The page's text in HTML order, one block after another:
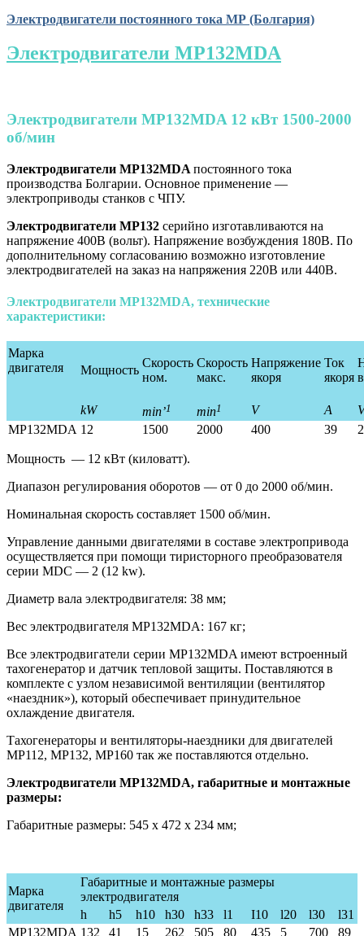
Электродвигатели постоянного тока МР (Болгария)
Электродвигатели МР132MDA
Электродвигатели МР132MDA 12 кВт 1500-2000
об/мин
Электродвигатели МР132MDA постоянного тока
производства Болгарии. Основное применение —
электроприводы станков с ЧПУ.
Электродвигатели МР132 серийно изготавливаются на
напряжение 400В (вольт). Напряжение возбуждения 180В. По
дополнительному согласованию возможно изготовление
электродвигателей на заказ на напряжения 220В или 440В.
Электродвигатели МР132MDA, технические
характеристики:
Марка
двигателя
Мощность
Скорость
ном.
Скорость
макс.
Напряжение
якоря
Ток
якоря
kW min’1 min1 V A
MP132MDA 12 1500 2000 400 39
Мощность — 12 кВт (киловатт).
Диапазон регулирования оборотов — от 0 до 2000 об/мин.
Номинальная скорость составляет 1500 об/мин.
Управление данными двигателями в составе электропривода
осуществляется при помощи тиристорного преобразователя
серии MDС — 2 (12 kw).
Диаметр вала электродвигателя: 38 мм;
Вес электродвигателя МР132MDA: 167 кг;
Все электродвигатели серии МР132MDA имеют встроенный
тахогенератор и датчик тепловой защиты. Поставляются в
комплекте с узлом независимой вентиляции (вентилятор
«наездник»), который обеспечивает принудительное
охлаждение двигателя.
Тахогенераторы и вентиляторы-наездники для двигателей
МР112, МР132, МР160 так же поставляются отдельно.
Электродвигатели МР132MDA, габаритные и монтажные
размеры:
Габаритные размеры: 545 х 472 х 234 мм;
Марка
двигателя
Габаритные и монтажные размеры
электродвигателя
h
h5 h10 h30 h33 l1 I10 l20 l30
l31
MP132MDA 132 41 15 262 505 80 435 5 700 89